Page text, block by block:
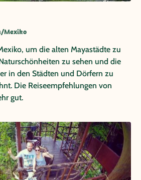
Mexiko
um die alten Mayastädte zu
zu sehen und die
in den Städten und Dörfern zu
Die Reiseempfehlungen von
gut.